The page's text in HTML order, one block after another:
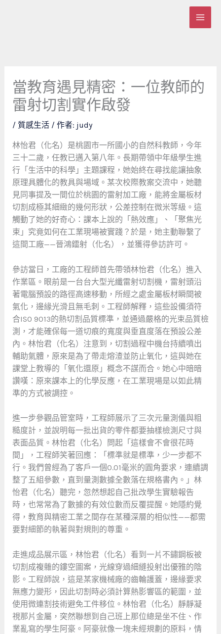
當教育遇見精密：一位教師的
雷射切割實作啟發
/ 質感生活/ 作者: judy
林怡君（化名）是桃園市一所國小的自然科教師，今年
三十二歲，任教已邁入第八年。長期帶領中年級學生進
行「生活中的科學」主題課程，她始終在尋找能讓抽象
原理具體化的教具與場域。某次校際教案交流中，她聽
見同事提及一間位於桃園的雷射加工廠，能將金屬板材
切割成極其細緻的幾何形狀，公差控制在微米等級。這
觸動了她的好奇心：課本上說的「熱效應」、「聚焦光
束」究竟如何在工業現場被實踐？於是，她主動聯繫了
這間工廠——晉鴻鐳射（化名），並獲得參訪許可。
參訪當日，工廠的工程師首先帶領林怡君（化名）進入
作業區。眼前是一台台大型光纖雷射切割機，雷射頭沿
著電腦預設的路徑高速移動，所經之處金屬板材瞬間被
氣化，邊緣光滑且無毛刺。工程師解釋，這些設備須符
合ISO 9013的熱切割品質標準，並通過嚴格的光束品質檢
測，才能確保每一道切痕的寬度與垂直度落在預設公差
內。林怡君（化名）注意到，切割過程中機台持續噴出
輔助氣體，原來是為了帶走熔渣並防止氧化，這與她在
課堂上教導的「氧化還原」概念不謀而合。她心中暗暗
讚嘆：原來課本上的化學反應，在工業現場是以如此精
準的方式被調控。
進一步參觀品管室時，工程師展示了三次元量測儀與粗
糙度計，並說明每一批出貨的零件都要抽樣檢測尺寸與
表面品質。林怡君（化名）問起「這樣會不會很花時
間」，工程師笑著回應：「標準就是標準，少一步都不
行。我們曾經為了客戶一個0.01毫米的圓角要求，連續調
整了五組參數，直到量測數據全數落在規格書內。」林
怡君（化名）聽完，忽然想起自己批改學生實驗報告
時，也常常為了數據的有效位數而反覆提醒。她隱約覺
得，教育與精密工業之間存在某種深層的相似性——都需
要對細節的執著與對規則的尊重。
走進成品展示區，林怡君（化名）看到一片不鏽鋼板被
切割成複雜的鏤空圖案，光線穿過細縫投射出優雅的陰
影。工程師說，這是某家機械廠的齒輪護蓋，邊緣要求
無應力變形，因此切割時必須計算熱影響區的範圍，並
使用微連割技術避免工件移位。林怡君（化名）靜靜凝
視那片金屬，突然聯想到自己班上那位總是坐不住、作
業亂寫的學生阿豪。阿豪就像一塊未經規劃的原料，情